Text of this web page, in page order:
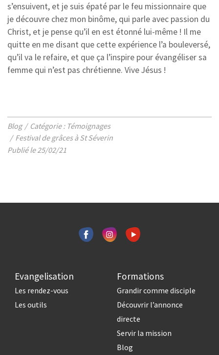
s’ensuivent, et je suis épaté par le feu missionnaire que
je découvre chez mon binôme, qui parle avec passion du
Christ, et je pense qu’il en est étonné lui-même ! Il me
quitte en me disant que cette expérience l’a bouleversé,
qu’il va le refaire, et que ça l’inspire pour évangéliser sa
femme qui n’est pas chrétienne. Vive Jésus !
Blog
Catégorie : Témoignages
Festival de grâces à St Séverin
Publié le 25/02/21
Evangelisation
Les rendez-vous
Les outils
Formations
Grandir comme disciple
Découvrir l’annonce
directe
Servir la mission
Blog